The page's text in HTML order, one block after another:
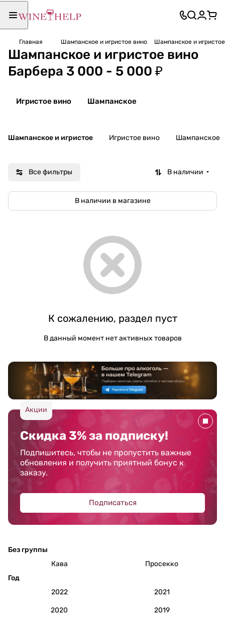
Главная Шампанское и игристое вино Шампанское и
Шампанское и игристое вино
Барбера 3 000 - 5 000 ₽
Игристое вино Шампанское
Шампанское и игристое Игристое вино Шампанское
Все фильтры В наличии
В наличии в магазине
К сожалению, раздел пуст
В данный момент нет активных товаров
Акции
Скидка 3% за подписку!
Подпишитесь, чтобы не пропустить важные
обновления и получить приятный бонус к
заказу.
Подписаться
Без группы
Кава
Просекко
Год
2022
2021
2020 2019